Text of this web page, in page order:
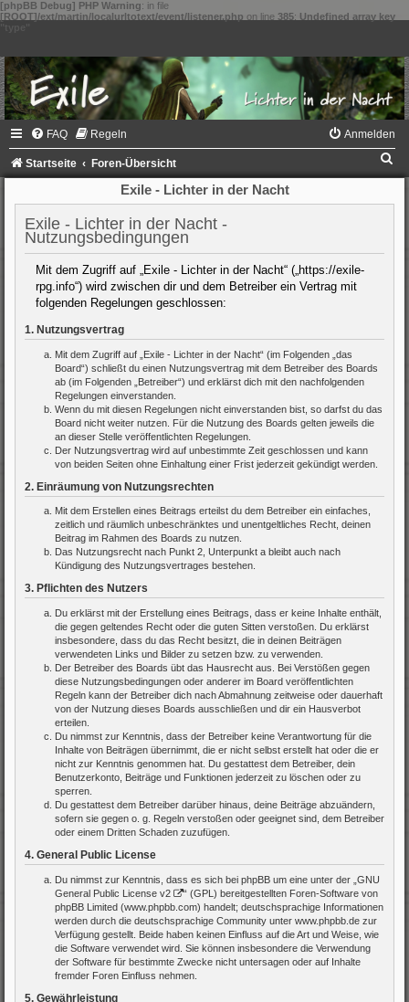
[phpBB Debug] PHP Warning: in file
[ROOT]/ext/martin/localurltotext/event/listener.php on line 385: Undefined array key
FAQ Regeln Anmelden
Startseite Foren-Übersicht
Exile - Lichter in der Nacht
Exile - Lichter in der Nacht -
Nutzungsbedingungen
Mit dem Zugriff auf „Exile - Lichter in der Nacht“ („https://exile-
rpg.info“) wird zwischen dir und dem Betreiber ein Vertrag mit
folgenden Regelungen geschlossen:
1. Nutzungsvertrag
Mit dem Zugriff auf „Exile - Lichter in der Nacht“ (im Folgenden „das
Board“) schließt du einen Nutzungsvertrag mit dem Betreiber des Boards
ab (im Folgenden „Betreiber“) und erklärst dich mit den nachfolgenden
Regelungen einverstanden.
Wenn du mit diesen Regelungen nicht einverstanden bist, so darfst du das
Board nicht weiter nutzen. Für die Nutzung des Boards gelten jeweils die
an dieser Stelle veröffentlichten Regelungen.
Der Nutzungsvertrag wird auf unbestimmte Zeit geschlossen und kann
von beiden Seiten ohne Einhaltung einer Frist jederzeit gekündigt werden.
2. Einräumung von Nutzungsrechten
Mit dem Erstellen eines Beitrags erteilst du dem Betreiber ein einfaches,
zeitlich und räumlich unbeschränktes und unentgeltliches Recht, deinen
Beitrag im Rahmen des Boards zu nutzen.
Das Nutzungsrecht nach Punkt 2, Unterpunkt a bleibt auch nach
Kündigung des Nutzungsvertrages bestehen.
3. Pflichten des Nutzers
Du erklärst mit der Erstellung eines Beitrags, dass er keine Inhalte enthält,
die gegen geltendes Recht oder die guten Sitten verstoßen. Du erklärst
insbesondere, dass du das Recht besitzt, die in deinen Beiträgen
verwendeten Links und Bilder zu setzen bzw. zu verwenden.
Der Betreiber des Boards übt das Hausrecht aus. Bei Verstößen gegen
diese Nutzungsbedingungen oder anderer im Board veröffentlichten
Regeln kann der Betreiber dich nach Abmahnung zeitweise oder dauerhaft
von der Nutzung dieses Boards ausschließen und dir ein Hausverbot
erteilen.
Du nimmst zur Kenntnis, dass der Betreiber keine Verantwortung für die
Inhalte von Beiträgen übernimmt, die er nicht selbst erstellt hat oder die er
nicht zur Kenntnis genommen hat. Du gestattest dem Betreiber, dein
Benutzerkonto, Beiträge und Funktionen jederzeit zu löschen oder zu
sperren.
Du gestattest dem Betreiber darüber hinaus, deine Beiträge abzuändern,
sofern sie gegen o. g. Regeln verstoßen oder geeignet sind, dem Betreiber
oder einem Dritten Schaden zuzufügen.
4. General Public License
Du nimmst zur Kenntnis, dass es sich bei phpBB um eine unter der „ GNU
General Public License v2
“ (GPL) bereitgestellten Foren-Software von
phpBB Limited (www.phpbb.com) handelt; deutschsprachige Informationen
werden durch die deutschsprachige Community unter www.phpbb.de zur
Verfügung gestellt. Beide haben keinen Einfluss auf die Art und Weise, wie
die Software verwendet wird. Sie können insbesondere die Verwendung
der Software für bestimmte Zwecke nicht untersagen oder auf Inhalte
fremder Foren Einfluss nehmen.
5. Gewährleistung